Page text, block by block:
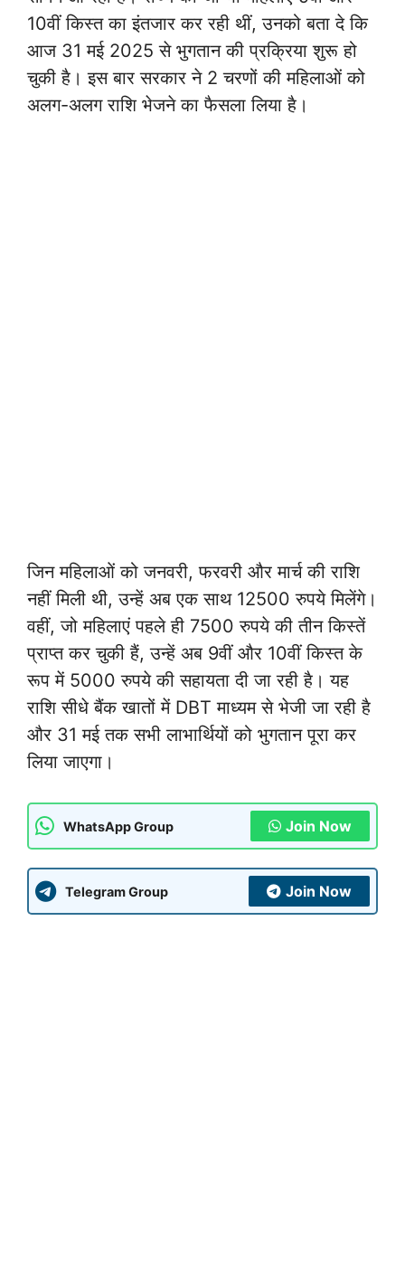
10वीं किस्त का इंतजार कर रही थीं, उनको बता दे कि
आज 31 मई 2025 से भुगतान की प्रक्रिया शुरू हो
चुकी है। इस बार सरकार ने 2 चरणों की महिलाओं को
अलग-अलग राशि भेजने का फैसला लिया है।
जिन महिलाओं को जनवरी, फरवरी और मार्च की राशि
नहीं मिली थी, उन्हें अब एक साथ 12500 रुपये मिलेंगे।
वहीं, जो महिलाएं पहले ही 7500 रुपये की तीन किस्तें
प्राप्त कर चुकी हैं, उन्हें अब 9वीं और 10वीं किस्त के
रूप में 5000 रुपये की सहायता दी जा रही है। यह
राशि सीधे बैंक खातों में DBT माध्यम से भेजी जा रही है
और 31 मई तक सभी लाभार्थियों को भुगतान पूरा कर
लिया जाएगा।
WhatsApp Group Join Now
Telegram Group Join Now